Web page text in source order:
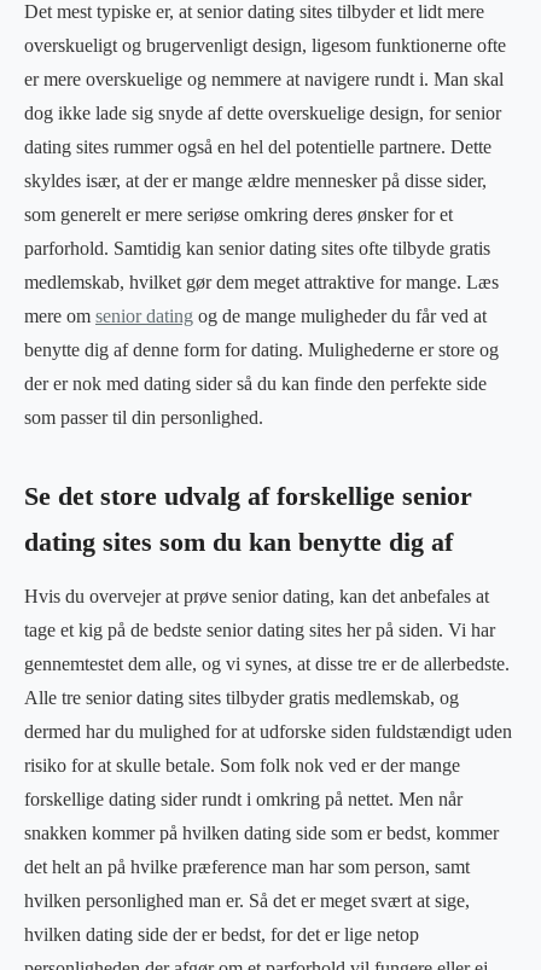
Det mest typiske er, at senior dating sites tilbyder et lidt mere
overskueligt og brugervenligt design, ligesom funktionerne ofte
er mere overskuelige og nemmere at navigere rundt i. Man skal
dog ikke lade sig snyde af dette overskuelige design, for senior
dating sites rummer også en hel del potentielle partnere. Dette
skyldes især, at der er mange ældre mennesker på disse sider,
som generelt er mere seriøse omkring deres ønsker for et
parforhold. Samtidig kan senior dating sites ofte tilbyde gratis
medlemskab, hvilket gør dem meget attraktive for mange. Læs
mere om senior dating og de mange muligheder du får ved at
benytte dig af denne form for dating. Mulighederne er store og
der er nok med dating sider så du kan finde den perfekte side
som passer til din personlighed.
Se det store udvalg af forskellige senior
dating sites som du kan benytte dig af
Hvis du overvejer at prøve senior dating, kan det anbefales at
tage et kig på de bedste senior dating sites her på siden. Vi har
gennemtestet dem alle, og vi synes, at disse tre er de allerbedste.
Alle tre senior dating sites tilbyder gratis medlemskab, og
dermed har du mulighed for at udforske siden fuldstændigt uden
risiko for at skulle betale. Som folk nok ved er der mange
forskellige dating sider rundt i omkring på nettet. Men når
snakken kommer på hvilken dating side som er bedst, kommer
det helt an på hvilke præference man har som person, samt
hvilken personlighed man er. Så det er meget svært at sige,
hvilken dating side der er bedst, for det er lige netop